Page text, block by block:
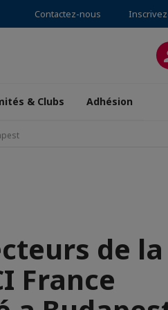
Contactez-nous
& Clubs Adhésion
de la
France